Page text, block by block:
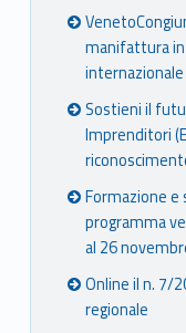
manifattura
Sostieni il
Imprenditori
Formazione e
programma
al 26
Online il n. 7/
regionale